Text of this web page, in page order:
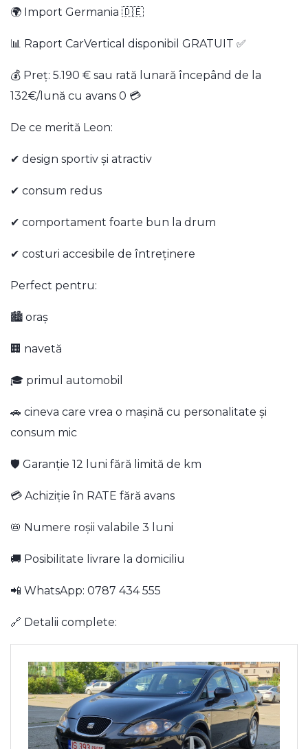
🌍 Import Germania 🇩🇪
📊 Raport CarVertical disponibil GRATUIT ✅
💰 Preț: 5.190 € sau rată lunară începând de la
132€/lună cu avans 0 💳
De ce merită Leon:
✔ design sportiv și atractiv
✔ consum redus
✔ comportament foarte bun la drum
✔ costuri accesibile de întreținere
Perfect pentru:
🏙 oraș
🏢 navetă
🎓 primul automobil
🚗 cineva care vrea o mașină cu personalitate și
consum mic
🛡️ Garanție 12 luni fără limită de km
💳 Achiziție în RATE fără avans
📛 Numere roșii valabile 3 luni
🚚 Posibilitate livrare la domiciliu
📲 WhatsApp: 0787 434 555
🔗 Detalii complete: